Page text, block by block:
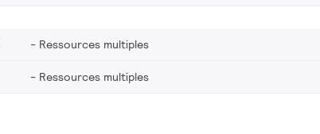
Ressources multiples
Ressources multiples